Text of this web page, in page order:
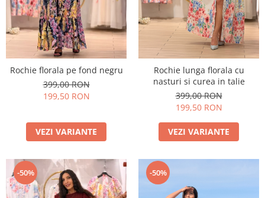
Rochie florala pe fond negru
399,00 RON
199,50 RON
VEZI VARIANTE
Rochie lunga florala cu
nasturi si curea in talie
399,00 RON
199,50 RON
VEZI VARIANTE
-50% -50%